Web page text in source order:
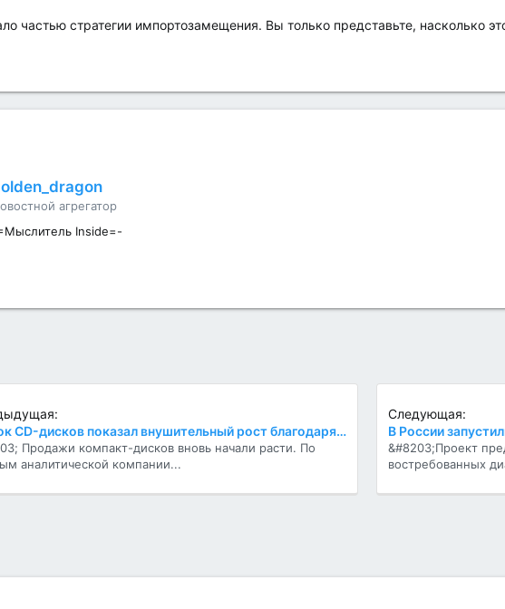
частью стратегии импортозамещения. Вы только представьте, насколько
агрегатор
Inside=-
Рынок CD-дисков показал внушительный рост благодаря корейцам
Продажи компакт-дисков вновь начали расти. По
аналитической компании...
Следующая:
&#8203;Проект
востребованных